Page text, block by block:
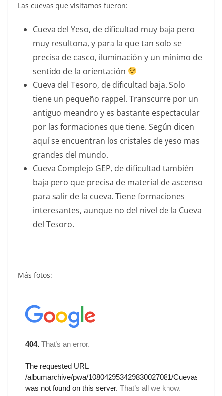
Las cuevas que visitamos fueron:
Cueva del Yeso, de dificultad muy baja pero
muy resultona, y para la que tan solo se
precisa de casco, iluminación y un mínimo de
sentido de la orientación
Cueva del Tesoro, de dificultad baja. Solo
tiene un pequeño rappel. Transcurre por un
antiguo meandro y es bastante espectacular
por las formaciones que tiene. Según dicen
aquí se encuentran los cristales de yeso mas
grandes del mundo.
Cueva Complejo GEP, de dificultad también
baja pero que precisa de material de ascenso
para salir de la cueva. Tiene formaciones
interesantes, aunque no del nivel de la Cueva
del Tesoro.
Más fotos: